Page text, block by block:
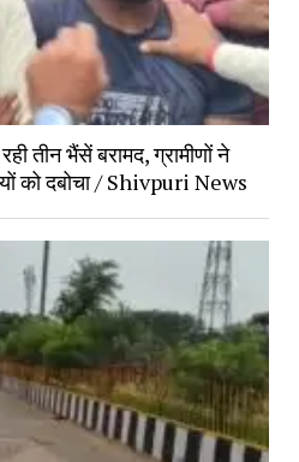
तीन भैंसें बरामद, ग्रामीणों ने
को दबोचा / Shivpuri News